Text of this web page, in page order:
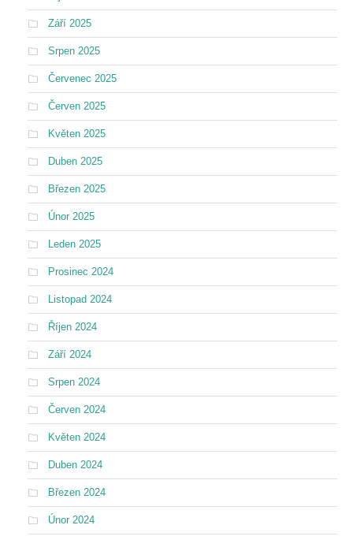
Září 2025
Srpen 2025
Červenec 2025
Červen 2025
Květen 2025
Duben 2025
Březen 2025
Únor 2025
Leden 2025
Prosinec 2024
Listopad 2024
Říjen 2024
Září 2024
Srpen 2024
Červen 2024
Květen 2024
Duben 2024
Březen 2024
Únor 2024